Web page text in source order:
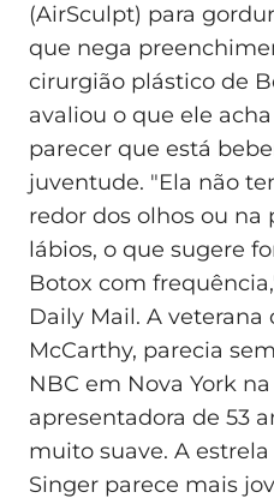
(AirSculpt) para
que nega
cirurgião plástico de
avaliou o que ele
parecer que está
juventude. "Ela não
redor dos olhos ou na
lábios, o que sugere
Botox com
Daily Mail. A veterana
McCarthy, parecia
NBC em Nova York
apresentadora de 53
muito suave. A
Singer parece mais